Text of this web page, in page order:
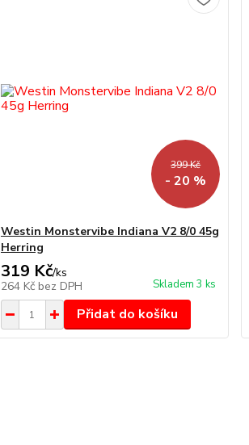
399 Kč
- 20 %
Westin Monstervibe Indiana V2 8/0 45g
Herring
319 Kč/ks
264 Kč bez DPH Skladem 3 ks
Přidat do košíku